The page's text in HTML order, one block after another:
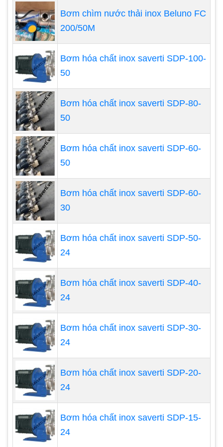
Các loại máy bơm hóa chất tự
mồi
Bơm hóa chất tự mồi có hai loại cơ bản là bơm hóa
chất ly tâm tự mồi và bơm tự mồi dạng màng khí
nén.
Bơm hóa chất ly tâm tự mồi cần phải bơm
mồi lần đầu tiên khi sử dụng
Bơm tự mồi dạng màng khí nén (hoặc bơm tự
mồi định lượng dạng màng) có thể sử dụng
ngay không cần mồi lần đầu.
Bơm hóa chất tự mồi có khả
năng hút chân không
Dòng bơm hóa chất tự mồi được dùng với chức
năng tách khí ra khỏi chất lỏng khi bơm, tại cổng
Bơm chìm nước thải inox Beluno FC
200/50M
Bơm hóa chất inox saverti SDP-100-
50
Bơm hóa chất inox saverti SDP-80-
50
Bơm hóa chất inox saverti SDP-60-
50
Bơm hóa chất inox saverti SDP-60-
30
Bơm hóa chất inox saverti SDP-50-
24
Bơm hóa chất inox saverti SDP-40-
24
Bơm hóa chất inox saverti SDP-30-
24
Bơm hóa chất inox saverti SDP-20-
24
Bơm hóa chất inox saverti SDP-15-
24